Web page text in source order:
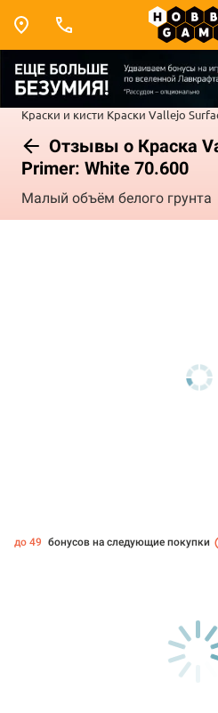
Краски и кисти Краски Vallejo
Отзывы о Краска
Primer: White 70.600
Малый объём белого грунта
до 49 бонусов на следующие покупки